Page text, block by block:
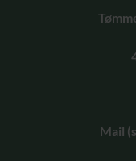
Mail